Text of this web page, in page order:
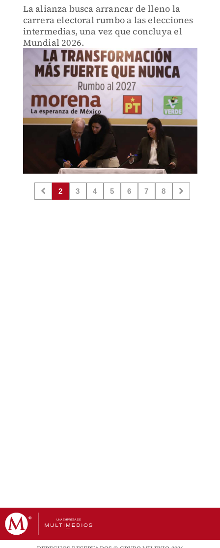
La alianza busca arrancar de lleno la
carrera electoral rumbo a las elecciones
intermedias, una vez que concluya el
Mundial 2026.
2 3 4 5 6 7 8